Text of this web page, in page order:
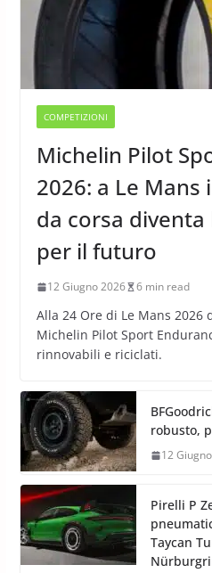
COMPETIZIONI
Michelin Pilot
2026: a Le
da corsa
per il futuro
12 Giugno 2026 6 min read
Alla 24 Ore di Le Mans 2026
Michelin Pilot Sport
rinnovabili e riciclati.
robusto,
12
Pirelli P
Taycan